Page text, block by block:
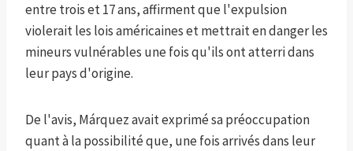
entre trois et 17 ans, affirment que l'expulsion
violerait les lois américaines et mettrait en danger les
mineurs vulnérables une fois qu'ils ont atterri dans
leur pays d'origine.
De l'avis, Márquez avait exprimé sa préoccupation
quant à la possibilité que, une fois arrivés dans leur